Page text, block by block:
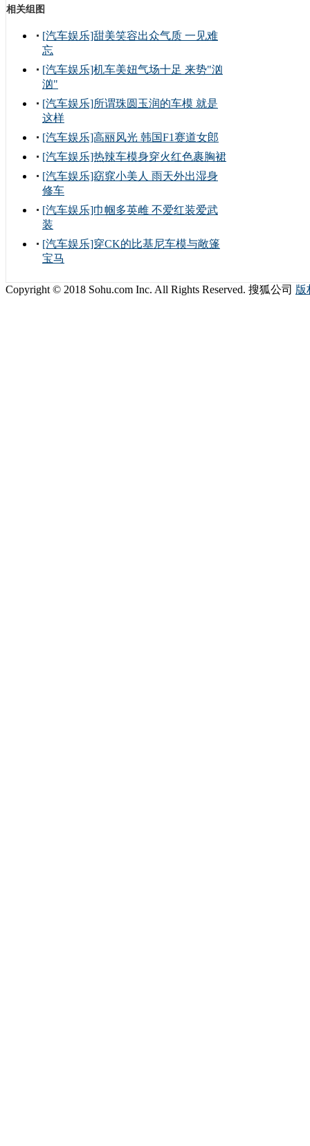
相关组图
[汽车娱乐]甜美笑容出众气质 一见难
忘
[汽车娱乐]机车美妞气场十足 来势"汹
汹"
[汽车娱乐]所谓珠圆玉润的车模 就是
这样
[汽车娱乐]高丽风光 韩国F1赛道女郎
[汽车娱乐]热辣车模身穿火红色裹胸裙
[汽车娱乐]窈窕小美人 雨天外出湿身
修车
[汽车娱乐]巾帼多英雌 不爱红装爱武
装
[汽车娱乐]穿CK的比基尼车模与敞篷
宝马
Copyright © 2018 Sohu.com Inc. All Rights Reserved. 搜狐公司 版